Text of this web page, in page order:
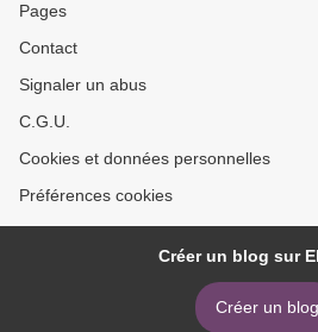
Pages
Contact
Signaler un abus
C.G.U.
Cookies et données personnelles
Préférences cookies
Créer un blog sur
Créer un blog